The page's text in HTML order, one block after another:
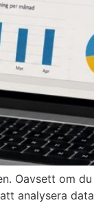
Oavsett om
analysera